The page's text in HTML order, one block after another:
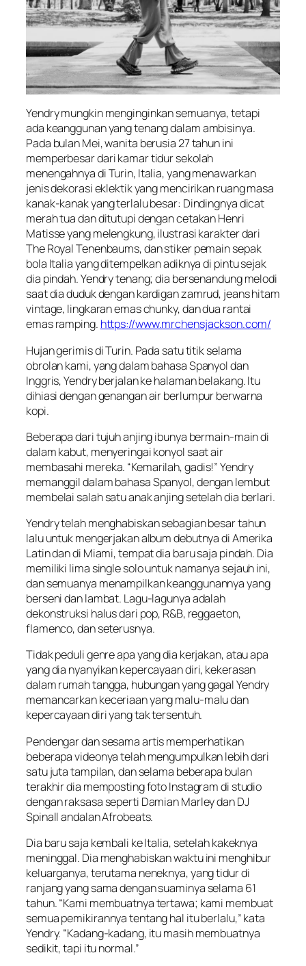
Yendry mungkin menginginkan semuanya, tetapi
ada keanggunan yang tenang dalam ambisinya.
Pada bulan Mei, wanita berusia 27 tahun ini
memperbesar dari kamar tidur sekolah
menengahnya di Turin, Italia, yang menawarkan
jenis dekorasi eklektik yang mencirikan ruang masa
kanak-kanak yang terlalu besar: Dindingnya dicat
merah tua dan ditutupi dengan cetakan Henri
Matisse yang melengkung, ilustrasi karakter dari
The Royal Tenenbaums, dan stiker pemain sepak
bola Italia yang ditempelkan adiknya di pintu sejak
dia pindah. Yendry tenang; dia bersenandung melodi
saat dia duduk dengan kardigan zamrud, jeans hitam
vintage, lingkaran emas chunky, dan dua rantai
emas ramping. https://www.mrchensjackson.com/
Hujan gerimis di Turin. Pada satu titik selama
obrolan kami, yang dalam bahasa Spanyol dan
Inggris, Yendry berjalan ke halaman belakang. Itu
dihiasi dengan genangan air berlumpur berwarna
kopi.
Beberapa dari tujuh anjing ibunya bermain-main di
dalam kabut, menyeringai konyol saat air
membasahi mereka. “Kemarilah, gadis!” Yendry
memanggil dalam bahasa Spanyol, dengan lembut
membelai salah satu anak anjing setelah dia berlari.
Yendry telah menghabiskan sebagian besar tahun
lalu untuk mengerjakan album debutnya di Amerika
Latin dan di Miami, tempat dia baru saja pindah. Dia
memiliki lima single solo untuk namanya sejauh ini,
dan semuanya menampilkan keanggunannya yang
berseni dan lambat. Lagu-lagunya adalah
dekonstruksi halus dari pop, R&B, reggaeton,
flamenco, dan seterusnya.
Tidak peduli genre apa yang dia kerjakan, atau apa
yang dia nyanyikan kepercayaan diri, kekerasan
dalam rumah tangga, hubungan yang gagal Yendry
memancarkan keceriaan yang malu-malu dan
kepercayaan diri yang tak tersentuh.
Pendengar dan sesama artis memperhatikan
beberapa videonya telah mengumpulkan lebih dari
satu juta tampilan, dan selama beberapa bulan
terakhir dia memposting foto Instagram di studio
dengan raksasa seperti Damian Marley dan DJ
Spinall andalan Afrobeats.
Dia baru saja kembali ke Italia, setelah kakeknya
meninggal. Dia menghabiskan waktu ini menghibur
keluarganya, terutama neneknya, yang tidur di
ranjang yang sama dengan suaminya selama 61
tahun. “Kami membuatnya tertawa; kami membuat
semua pemikirannya tentang hal itu berlalu,” kata
Yendry. “Kadang-kadang, itu masih membuatnya
sedikit, tapi itu normal.”